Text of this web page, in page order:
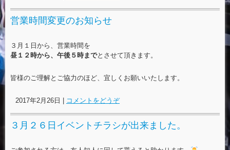
営業時間変更のお知らせ
３月１日から、営業時間を
昼１２時から、午後５時までとさせて頂きます。
皆様のご理解とご協力のほど、宜しくお願いいたします。
2017年2月26日 コメントをどうぞ
３月２６日イベントチラシが出来ました。